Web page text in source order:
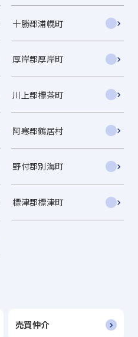
十勝郡浦幌町
厚岸郡厚岸町
川上郡標茶町
阿寒郡鶴居村
野付郡別海町
標津郡標津町
売買仲介